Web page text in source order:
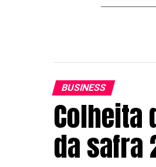
BUSINESS
Colheita
da safra